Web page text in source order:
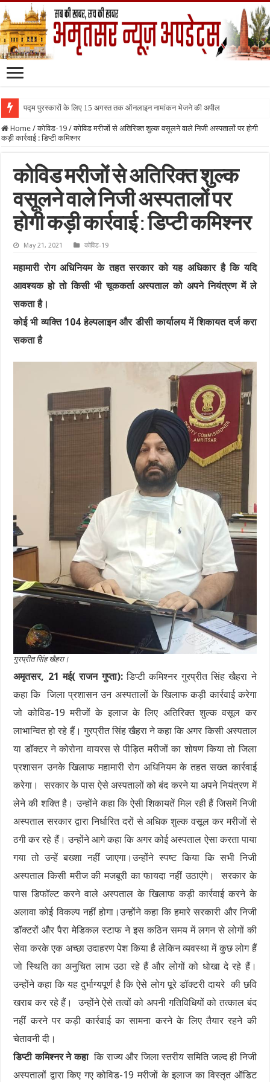
पद्म पुरस्कारों के लिए 15 अगस्त तक ऑनलाइन नामांकन भेजने की अपील
Home / कोविड-19 / कोविड मरीजों से अतिरिक्त शुल्क वसूलने वाले निजी अस्पतालों पर होगी
कड़ी कार्रवाई : डिप्टी कमिश्नर
कोविड मरीजों से अतिरिक्त शुल्क
वसूलने वाले निजी अस्पतालों पर
होगी कड़ी कार्रवाई : डिप्टी कमिश्नर
May 21, 2021 कोविड-19
महामारी रोग अधिनियम के तहत सरकार को यह अधिकार है कि यदि
आवश्यक हो तो किसी भी चूककर्ता अस्पताल को अपने नियंत्रण में ले
सकता है।
कोई भी व्यक्ति 104 हेल्पलाइन और डीसी कार्यालय में शिकायत दर्ज करा
सकता है
गुरप्रीत सिंह खैहरा।
अमृतसर, 21 मई( राजन गुप्ता):डिप्टी कमिश्नर गुरप्रीत सिंह खैहरा ने
कहा कि जिला प्रशासन उन अस्पतालों के खिलाफ कड़ी कार्रवाई करेगा
जो कोविड-19 मरीजों के इलाज के लिए अतिरिक्त शुल्क वसूल कर
लाभान्वित हो रहे हैं। गुरप्रीत सिंह खैहरा ने कहा कि अगर किसी अस्पताल
या डॉक्टर ने कोरोना वायरस से पीड़ित मरीजों का शोषण किया तो जिला
प्रशासन उनके खिलाफ महामारी रोग अधिनियम के तहत सख्त कार्रवाई
करेगा। सरकार के पास ऐसे अस्पतालों को बंद करने या अपने नियंत्रण में
लेने की शक्ति है। उन्होंने कहा कि ऐसी शिकायतें मिल रही हैं जिसमें निजी
अस्पताल सरकार द्वारा निर्धारित दरों से अधिक शुल्क वसूल कर मरीजों से
ठगी कर रहे हैं। उन्होंने आगे कहा कि अगर कोई अस्पताल ऐसा करता पाया
गया तो उन्हें बख्शा नहीं जाएगा।उन्होंने स्पष्ट किया कि सभी निजी
अस्पताल किसी मरीज की मजबूरी का फायदा नहीं उठाएंगे। सरकार के
पास डिफॉल्ट करने वाले अस्पताल के खिलाफ कड़ी कार्रवाई करने के
अलावा कोई विकल्प नहीं होगा।उन्होंने कहा कि हमारे सरकारी और निजी
डॉक्टरों और पैरा मेडिकल स्टाफ ने इस कठिन समय में लगन से लोगों की
सेवा करके एक अच्छा उदाहरण पेश किया है लेकिन व्यवस्था में कुछ लोग हैं
जो स्थिति का अनुचित लाभ उठा रहे हैं और लोगों को धोखा दे रहे हैं।
उन्होंने कहा कि यह दुर्भाग्यपूर्ण है कि ऐसे लोग पूरे डॉक्टरी दायरे की छवि
खराब कर रहे हैं। उन्होंने ऐसे तत्वों को अपनी गतिविधियों को तत्काल बंद
नहीं करने पर कड़ी कार्रवाई का सामना करने के लिए तैयार रहने की
चेतावनी दी।
डिप्टी कमिश्नर ने कहाकि राज्य और जिला स्तरीय समिति जल्द ही निजी
अस्पतालों द्वारा किए गए कोविड-19 मरीजों के इलाज का विस्तृत ऑडिट